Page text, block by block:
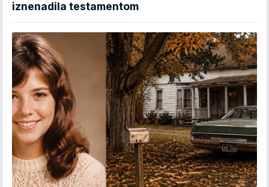
iznenadila testamentom